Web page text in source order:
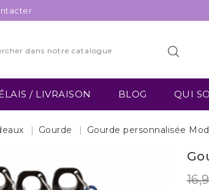
/ LIVRAISON BLOG QUI
Gourde Gourde personnalisée